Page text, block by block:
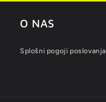
O NAS
Splošni pogoji poslovanja